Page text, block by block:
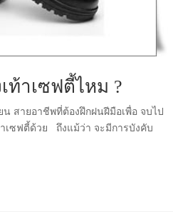
ท้าเซฟตี้ไหม ?
สายอาชีพที่ต้องฝึกฝนฝีมือเพื่อ จบไป
เซฟตี้ด้วย ถึงแม้ว่า จะมีการบังคับ